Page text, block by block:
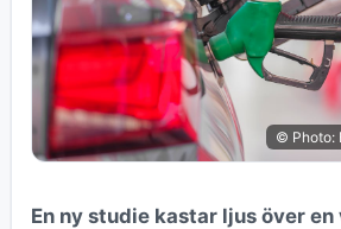
© Photo:
En ny studie kastar ljus över